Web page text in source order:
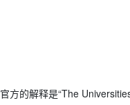
官方的解释是“The